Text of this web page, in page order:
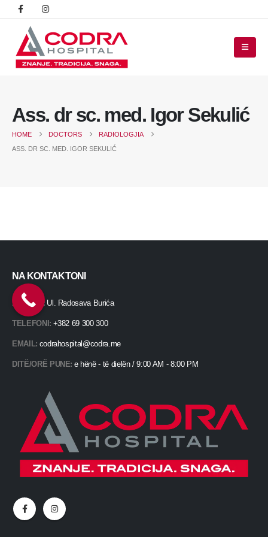
Ass. dr sc. med. Igor Sekulić
HOME DOCTORS
RADIOLOGJIA
ASS. DR SC. MED. IGOR SEKULIĆ
NA KONTAKTONI
ADRESË: Ul. Radosava Burića
TELEFONI: +382 69 300 300
EMAIL: codrahospital@codra.me
DITË/ORË PUNE: e hënë - të dielën / 9:00 AM - 8:00 PM